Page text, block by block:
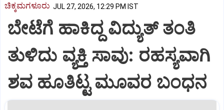
ಚಿಕ್ಕಮಗಳೂರು JUL 27, 2026, 12:29 PM IST
ಬೇಟೆಗೆ ಹಾಕಿದ್ದ ವಿದ್ಯುತ್ ತಂತಿ
ತುಳಿದು ವ್ಯಕ್ತಿ ಸಾವು: ರಹಸ್ಯವಾಗಿ
ಶವ ಹೂತಿಟ್ಟ ಮೂವರ ಬಂಧನ